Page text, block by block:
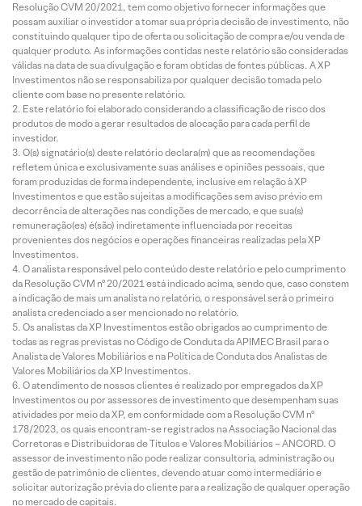
Resolução CVM 20/2021, tem como objetivo fornecer informações que
possam auxiliar o investidor a tomar sua própria decisão de investimento, não
constituindo qualquer tipo de oferta ou solicitação de compra e/ou venda de
qualquer produto. As informações contidas neste relatório são consideradas
válidas na data de sua divulgação e foram obtidas de fontes públicas. A XP
Investimentos não se responsabiliza por qualquer decisão tomada pelo
cliente com base no presente relatório.
Este relatório foi elaborado considerando a classificação de risco dos
produtos de modo a gerar resultados de alocação para cada perfil de
investidor.
O(s) signatário(s) deste relatório declara(m) que as recomendações
refletem única e exclusivamente suas análises e opiniões pessoais, que
foram produzidas de forma independente, inclusive em relação à XP
Investimentos e que estão sujeitas a modificações sem aviso prévio em
decorrência de alterações nas condições de mercado, e que sua(s)
remuneração(es) é(são) indiretamente influenciada por receitas
provenientes dos negócios e operações financeiras realizadas pela XP
Investimentos.
O analista responsável pelo conteúdo deste relatório e pelo cumprimento
da Resolução CVM nº 20/2021 está indicado acima, sendo que, caso constem
a indicação de mais um analista no relatório, o responsável será o primeiro
analista credenciado a ser mencionado no relatório.
Os analistas da XP Investimentos estão obrigados ao cumprimento de
todas as regras previstas no Código de Conduta da APIMEC Brasil para o
Analista de Valores Mobiliários e na Política de Conduta dos Analistas de
Valores Mobiliários da XP Investimentos.
O atendimento de nossos clientes é realizado por empregados da XP
Investimentos ou por assessores de investimento que desempenham suas
atividades por meio da XP, em conformidade com a Resolução CVM nº
178/2023, os quais encontram-se registrados na Associação Nacional das
Corretoras e Distribuidoras de Títulos e Valores Mobiliários – ANCORD. O
assessor de investimento não pode realizar consultoria, administração ou
gestão de patrimônio de clientes, devendo atuar como intermediário e
solicitar autorização prévia do cliente para a realização de qualquer operação
no mercado de capitais.